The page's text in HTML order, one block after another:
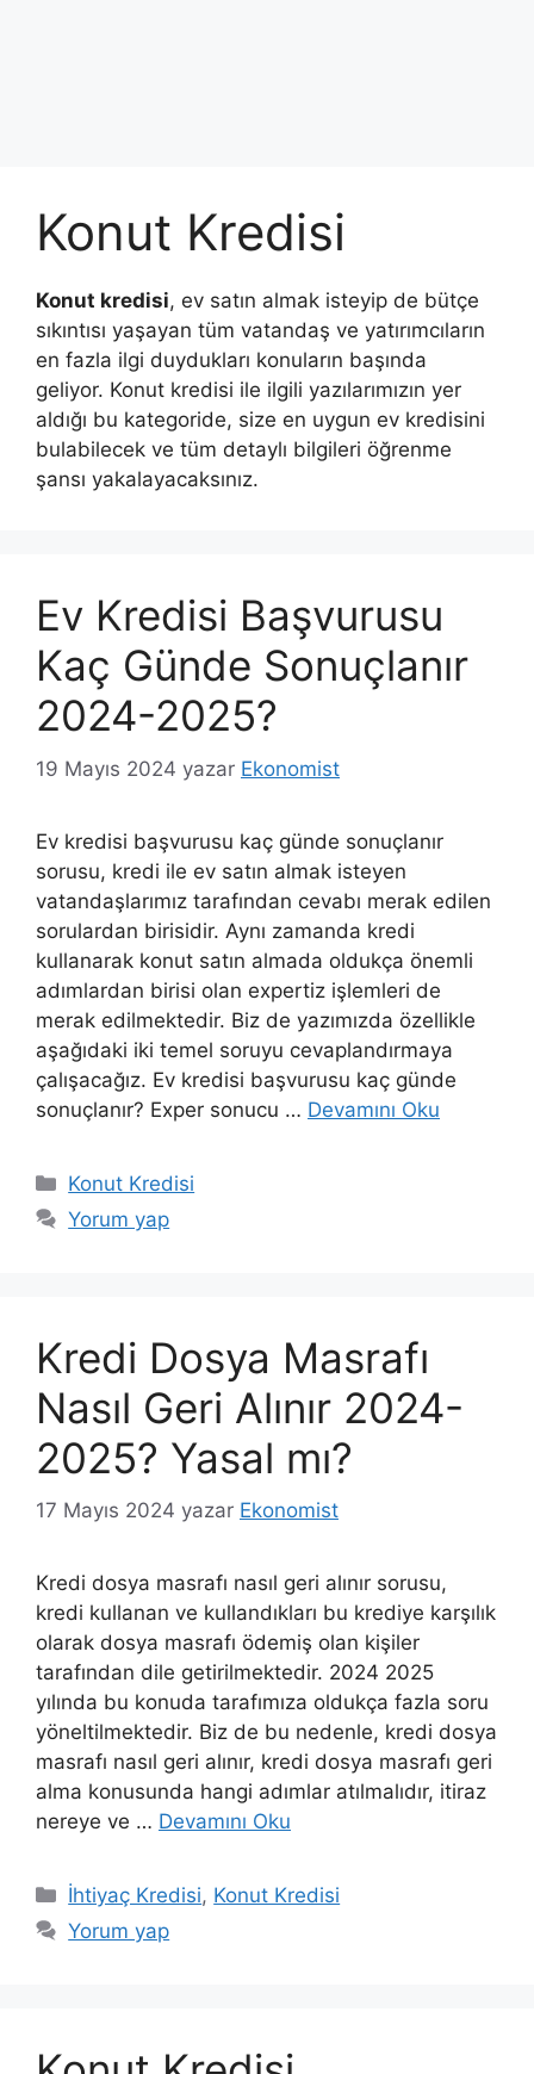
Konut Kredisi
Konut kredisi, ev satın almak isteyip de bütçe
sıkıntısı yaşayan tüm vatandaş ve yatırımcıların
en fazla ilgi duydukları konuların başında
geliyor. Konut kredisi ile ilgili yazılarımızın yer
aldığı bu kategoride, size en uygun ev kredisini
bulabilecek ve tüm detaylı bilgileri öğrenme
şansı yakalayacaksınız.
Ev Kredisi Başvurusu
Kaç Günde Sonuçlanır
2024-2025?
19 Mayıs 2024 yazar Ekonomist
Ev kredisi başvurusu kaç günde sonuçlanır
sorusu, kredi ile ev satın almak isteyen
vatandaşlarımız tarafından cevabı merak edilen
sorulardan birisidir. Aynı zamanda kredi
kullanarak konut satın almada oldukça önemli
adımlardan birisi olan expertiz işlemleri de
merak edilmektedir. Biz de yazımızda özellikle
aşağıdaki iki temel soruyu cevaplandırmaya
çalışacağız. Ev kredisi başvurusu kaç günde
sonuçlanır? Exper sonucu … Devamını Oku
Kategoriler
Konut Kredisi
Yorum yap
Kredi Dosya Masrafı
Nasıl Geri Alınır 2024-
2025? Yasal mı?
17 Mayıs 2024 yazar Ekonomist
Kredi dosya masrafı nasıl geri alınır sorusu,
kredi kullanan ve kullandıkları bu krediye karşılık
olarak dosya masrafı ödemiş olan kişiler
tarafından dile getirilmektedir. 2024 2025
yılında bu konuda tarafımıza oldukça fazla soru
yöneltilmektedir. Biz de bu nedenle, kredi dosya
masrafı nasıl geri alınır, kredi dosya masrafı geri
alma konusunda hangi adımlar atılmalıdır, itiraz
nereye ve … Devamını Oku
Kategoriler
İhtiyaç Kredisi, Konut Kredisi
Yorum yap